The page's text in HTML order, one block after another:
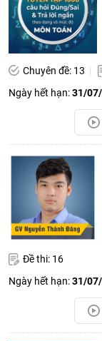
Chuyên đề: 13
Ngày hết hạn:31/
Đề thi: 16
Ngày hết hạn:31/